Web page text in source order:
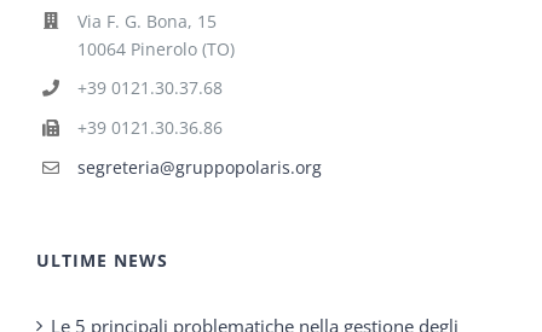
Via F. G. Bona, 15
10064 Pinerolo (TO)
+39 0121.30.37.68
+39 0121.30.36.86
segreteria@gruppopolaris.org
ULTIME NEWS
Le 5 principali problematiche nella gestione degli